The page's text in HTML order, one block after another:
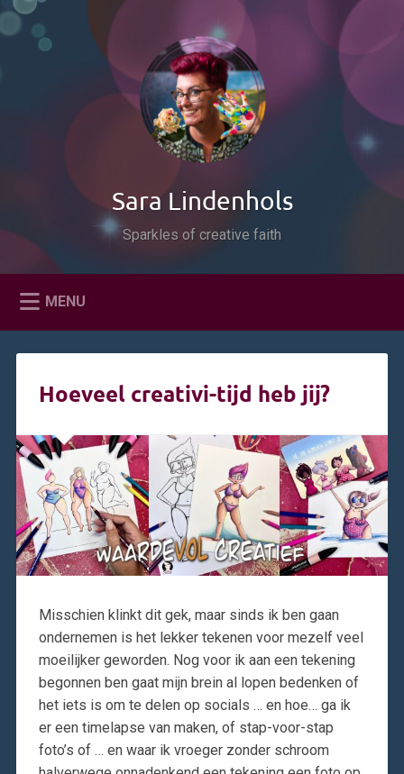
Naar
inhoud
Zoeken
Sara Lindenhols
Sparkles of creative faith
MENU
Hoeveel creativi-tijd heb jij?
Misschien klinkt dit gek, maar sinds ik ben gaan
ondernemen is het lekker tekenen voor mezelf veel
moeilijker geworden. Nog voor ik aan een tekening
begonnen ben gaat mijn brein al lopen bedenken of
het iets is om te delen op socials … en hoe… ga ik
er een timelapse van maken, of stap-voor-stap
foto’s of … en waar ik vroeger zonder schroom